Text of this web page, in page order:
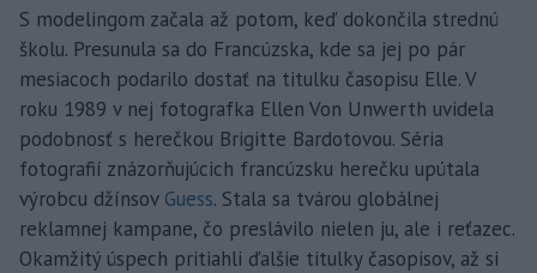
S modelingom začala až potom, keď dokončila strednú
školu. Presunula sa do Francúzska, kde sa jej po pár
mesiacoch podarilo dostať na titulku časopisu Elle. V
roku 1989 v nej fotografka Ellen Von Unwerth uvidela
podobnosť s herečkou Brigitte Bardotovou. Séria
fotografií znázorňujúcich francúzsku herečku upútala
výrobcu džínsov Guess. Stala sa tvárou globálnej
reklamnej kampane, čo preslávilo nielen ju, ale i reťazec.
Okamžitý úspech pritiahli ďalšie titulky časopisov, až si